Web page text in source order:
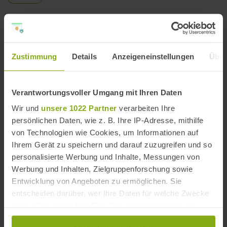
Zustimmung Details Anzeigeneinstellungen
Verantwortungsvoller Umgang mit Ihren Daten
Wir und unsere 1022 Partner verarbeiten Ihre
persönlichen Daten, wie z. B. Ihre IP-Adresse, mithilfe
von Technologien wie Cookies, um Informationen auf
Ihrem Gerät zu speichern und darauf zuzugreifen und so
personalisierte Werbung und Inhalte, Messungen von
Werbung und Inhalten, Zielgruppenforschung sowie
Entwicklung von Angeboten zu ermöglichen. Sie
entscheiden darüber, wer Ihre Daten für welche Zwecke
Cookie-Erklärung oder durch Klicken auf das Privacy
Hotelinfos
Adresse
Nueva Apertura, 5
18412 Bubión
Provinz Granada, Andalusien
Spanien
Um dir die Karte anschauen zu können, musst du
die Marketing Cookies akzeptieren.
COOKIES ZULASSEN